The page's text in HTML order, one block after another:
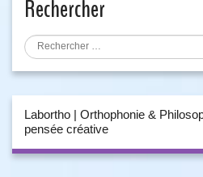
Rechercher
Labortho | Orthophonie &
pensée créative